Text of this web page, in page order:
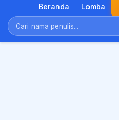
Beranda Lomba